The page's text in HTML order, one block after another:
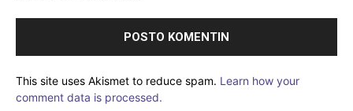
This site uses Akismet to reduce spam. Learn how your
comment data is processed.